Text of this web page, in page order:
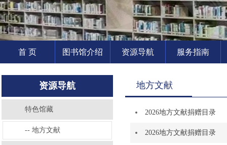
首 页 图书馆介绍 资源导航 服务指南
资源导航
特色馆藏
-- 地方文献
地方文献
2026地方文献捐赠目录
2026地方文献捐赠目录